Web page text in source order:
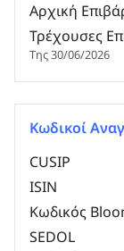
Αρχική
Τρέχουσες
Της 30/06/2026
Κωδικοί
CUSIP
ISIN
Κωδικός
SEDOL